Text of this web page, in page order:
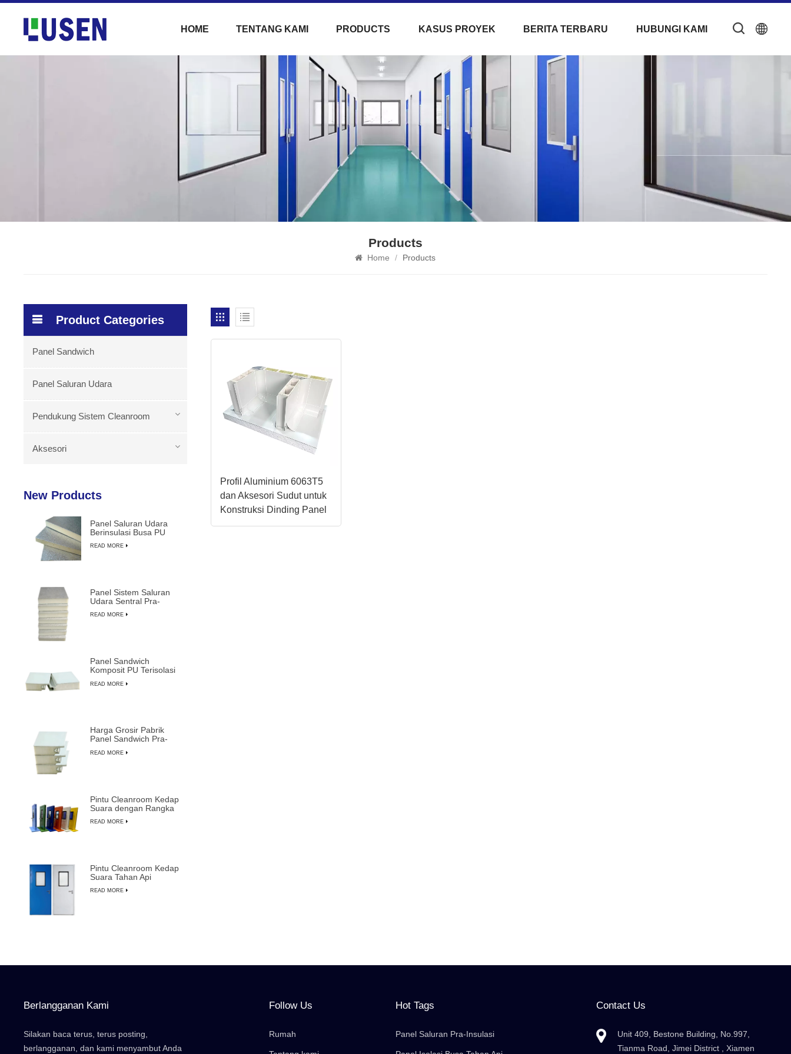
HOME TENTANG KAMI PRODUCTS KASUS PROYEK BERITA TERBARU HUBUNGI KAMI
Products
Home / Products
Profil Aluminium 6063T5
dan Aksesori Sudut untuk
Konstruksi Dinding Panel
Sandwich Cleanroom
Product Categories
Panel Sandwich
Panel Saluran Udara
Pendukung Sistem Cleanroom
Aksesori
New Products
Panel Saluran Udara
Berinsulasi Busa PU
READ MORE
Panel Sistem Saluran
Udara Sentral Pra-
Komposit
READ MORE
Panel Sandwich
Komposit PU Terisolasi
yang Dapat Disesuaikan
READ MORE
Harga Grosir Pabrik
Panel Sandwich Pra-
Lama dari LUSEN
READ MORE
Pintu Cleanroom Kedap
Suara dengan Rangka
Pembuatan
READ MORE
Pintu Cleanroom Kedap
Suara Tahan Api
dengan Penggantian
READ MORE
Berlangganan Kami
Silakan baca terus, terus posting,
berlangganan, dan kami menyambut Anda
Follow Us
Rumah
Hot Tags
Panel Saluran Pra-Insulasi
Contact Us
Unit 409, Bestone Building, No.997,
Tianma Road, Jimei District , Xiamen